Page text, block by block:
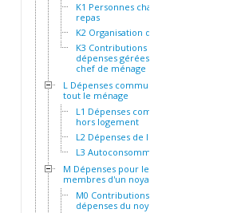
K1 Personnes chargées du
repas
K2 Organisation des repas
K3 Contributions et
dépenses gérées par le
chef de ménage
L Dépenses communes à
tout le ménage
L1 Dépenses communes
hors logement
L2 Dépenses de logement
L3 Autoconsommation
M Dépenses pour les
membres d'un noyau
M0 Contributions aux
dépenses du noyau